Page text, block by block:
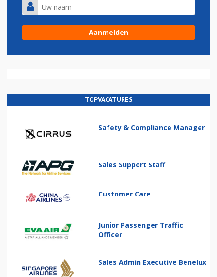
TOPVACATURES
Safety & Compliance Manager
Sales Support Staff
Customer Care
Junior Passenger Traffic
Officer
Sales Admin Executive Benelux